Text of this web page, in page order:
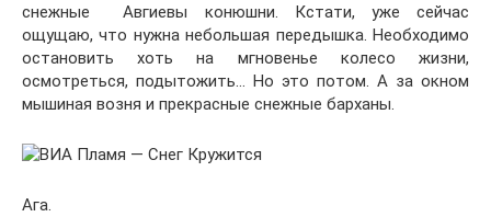
снежные Авгиевы конюшни. Кстати, уже сейчас
ощущаю, что нужна небольшая передышка. Необходимо
остановить хоть на мгновенье колесо жизни,
осмотреться, подытожить… Но это потом. А за окном
мышиная возня и прекрасные снежные барханы.
Ага.